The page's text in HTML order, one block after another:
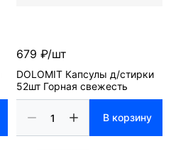
679 ₽/шт
DOLOMIT Капсулы д/стирки
52шт Горная свежесть
В корзину